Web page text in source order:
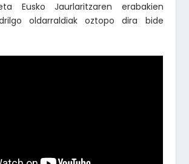
Eusko Jaurlaritzaren erabakien
oldarraldiak oztopo dira bide